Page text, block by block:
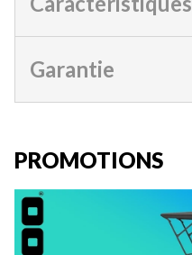
Garantie
PROMOTIONS